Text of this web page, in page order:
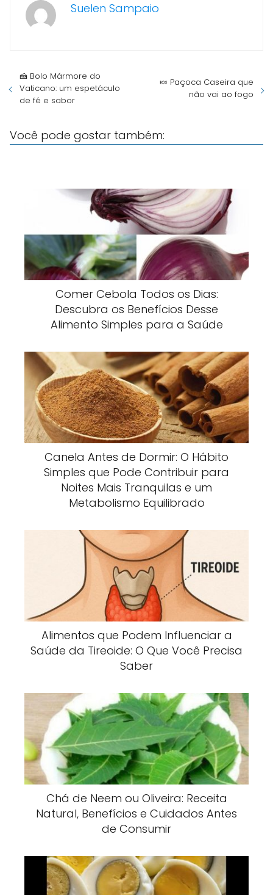
Suelen Sampaio
🍰 Bolo Mármore do
Vaticano: um espetáculo
de fé e sabor
🍬 Paçoca Caseira que
não vai ao fogo
Você pode gostar também:
Comer Cebola Todos os Dias:
Descubra os Benefícios Desse
Alimento Simples para a Saúde
Canela Antes de Dormir: O Hábito
Simples que Pode Contribuir para
Noites Mais Tranquilas e um
Metabolismo Equilibrado
Alimentos que Podem Influenciar a
Saúde da Tireoide: O Que Você Precisa
Saber
Chá de Neem ou Oliveira: Receita
Natural, Benefícios e Cuidados Antes
de Consumir